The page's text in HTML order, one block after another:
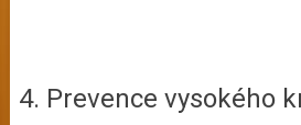
4. Prevence vysokého